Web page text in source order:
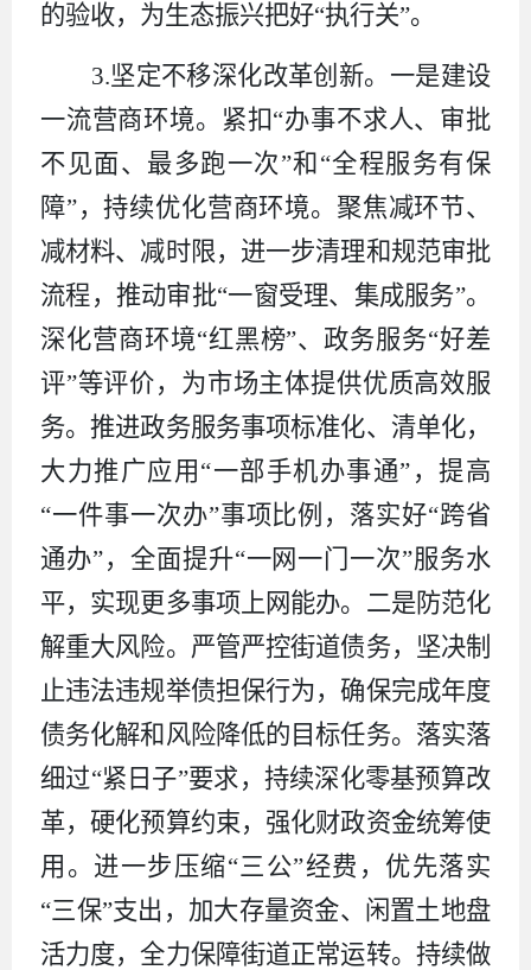
的验收，为生态振兴把好“执行关”。
3.坚定不移深化改革创新。一是建设
一流营商环境。 紧扣“办事不求人、审批
不见面、最多跑一次”和 “全程服务有保
障”，持续优化营商环境。聚焦减环节、
减材料、减时限，进一步清理和规范审批
流程，推动审批“一窗受理、集成服务”。
深化营商环境“红黑榜”、政务服务“好差
评”等评价，为市场主体提供优质高效服
务。推进政务服务事项标准化、清单化，
大力推广应用 “一部手机办事通” ，提高
“一件事一次办”事项比例，落实好“跨省
通办”，全面提升“一网一门一次”服务水
平，实现更多事项上网能办。 二是防范化
解重大风险。严管严控街道债务，坚决制
止违法违规举债担保行为，确保完成年度
债务化解和风险降低的目标任务。落实落
细过“紧日子”要求，持续深化零基预算改
革，硬化预算约束，强化财政资金统筹使
用。进一步压缩“三公”经费，优先落实
“三保”支出，加大存量资金、闲置土地盘
活力度，全力保障街道正常运转。持续做